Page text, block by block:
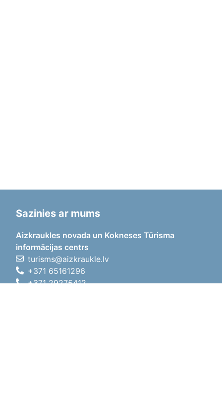
Sazinies ar mums
Aizkraukles novada un Kokneses Tūrisma
informācijas centrs
turisms@aizkraukle.lv
+371 65161296
+371 29275412